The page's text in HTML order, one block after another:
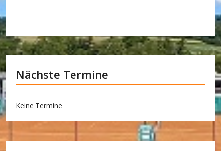
Nächste Termine
Keine Termine